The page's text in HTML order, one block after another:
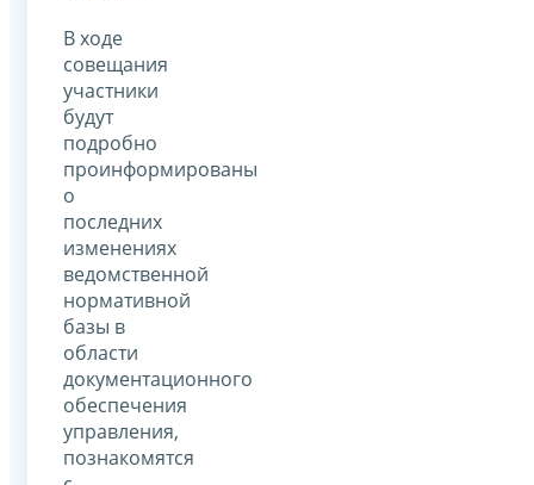
В ходе
совещания
участники
будут
подробно
проинформированы
о
последних
изменениях
ведомственной
нормативной
базы в
области
документационного
обеспечения
управления,
познакомятся